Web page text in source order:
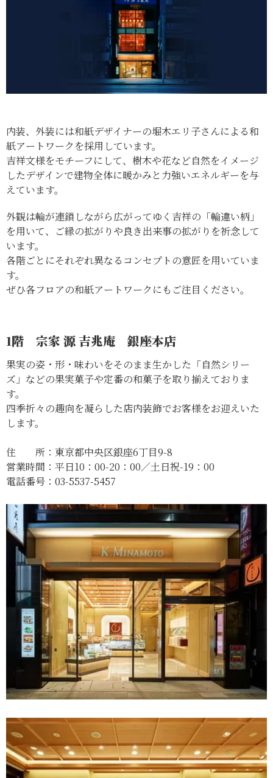
内装、外装には和紙デザイナーの堀木エリ子さんによる和
紙アートワークを採用しています。
吉祥文様をモチーフにして、樹木や花など自然をイメージ
したデザインで建物全体に暖かみと力強いエネルギーを与
えています。
外観は輪が連鎖しながら広がってゆく吉祥の「輪違い柄」
を用いて、ご縁の拡がりや良き出来事の拡がりを祈念して
います。
各階ごとにそれぞれ異なるコンセプトの意匠を用いていま
す。
ぜひ各フロアの和紙アートワークにもご注目ください。
1階 宗家 源 吉兆庵 銀座本店
果実の姿・形・味わいをそのまま生かした「自然シリー
ズ」などの果実菓子や定番の和菓子を取り揃えておりま
す。
四季折々の趣向を凝らした店内装飾でお客様をお迎えいた
します。
住 所：東京都中央区銀座6丁目9-8
営業時間：平日10：00-20：00／土日祝-19：00
電話番号：03-5537-5457